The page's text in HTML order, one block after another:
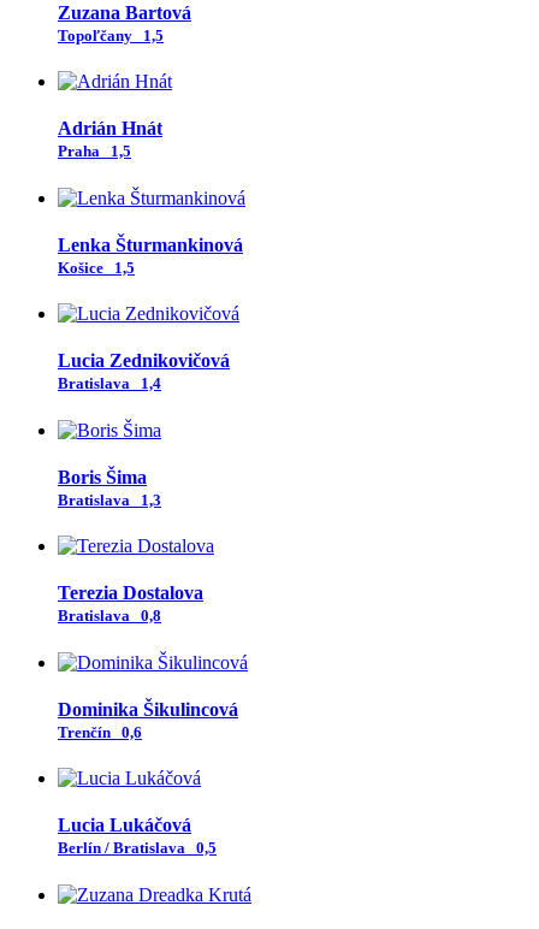
Zuzana Bartová
Topoľčany 1,5
Adrián Hnát
Praha 1,5
Lenka Šturmankinová
Košice 1,5
Lucia Zednikovičová
Bratislava 1,4
Boris Šima
Bratislava 1,3
Terezia Dostalova
Bratislava 0,8
Dominika Šikulincová
Trenčín 0,6
Lucia Lukáčová
Berlín / Bratislava 0,5